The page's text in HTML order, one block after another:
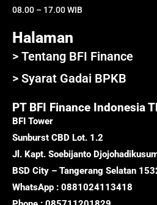
08.00 – 17.00 WIB
Halaman
> Tentang BFI Finance
> Syarat Gadai BPKB
PT BFI Finance Indonesia
BFI Tower
Sunburst CBD Lot. 1.2
Jl. Kapt. Soebijanto
BSD City – Tangerang Selatan
WhatsApp : 0881024113418